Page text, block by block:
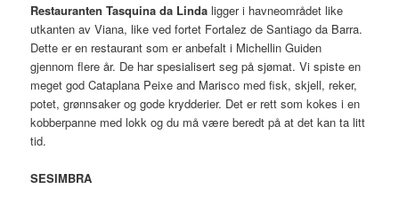
Restauranten Tasquina da Linda ligger i havneområdet like
utkanten av Viana, like ved fortet Fortalez de Santiago da Barra.
Dette er en restaurant som er anbefalt i Michellin Guiden
gjennom flere år. De har spesialisert seg på sjømat. Vi spiste en
meget god Cataplana Peixe and Marisco med fisk, skjell, reker,
potet, grønnsaker og gode krydderier. Det er rett som kokes i en
kobberpanne med lokk og du må være beredt på at det kan ta litt
tid.
SESIMBRA